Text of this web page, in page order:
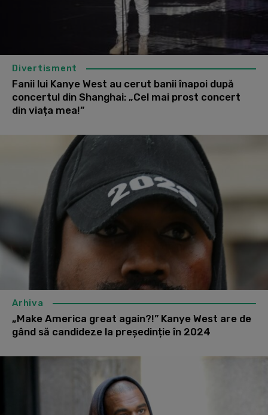
Divertisment
Fanii lui Kanye West au cerut banii înapoi după
concertul din Shanghai: „Cel mai prost concert
din viața mea!”
Arhiva
„Make America great again?!” Kanye West are de
gând să candideze la președinție în 2024